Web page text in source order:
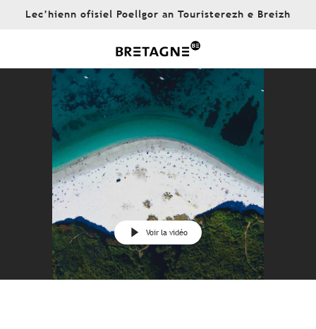
Lec’hienn ofisiel Poellgor an Touristerezh e Breizh
Voir la vidéo